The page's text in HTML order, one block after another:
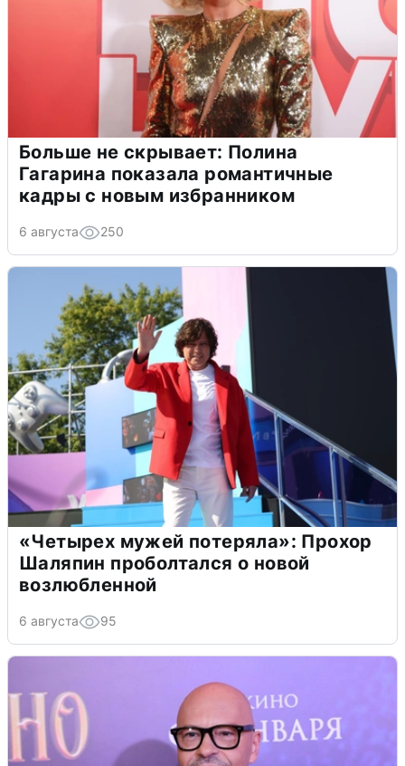
Больше не скрывает: Полина
Гагарина показала романтичные
кадры с новым избранником
6 августа 250
«Четырех мужей потеряла»: Прохор
Шаляпин проболтался о новой
возлюбленной
6 августа 95